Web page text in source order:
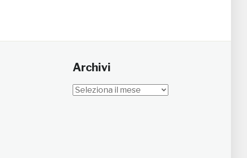
Archivi
Archivi